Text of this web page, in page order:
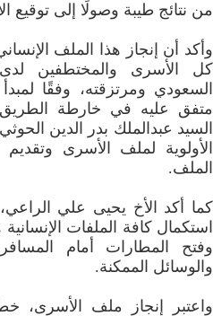
من نتائج طيبة وصولًا إلى توقيع
وأكد أن إنجاز هذا الملف
كل الأسرى والمختطفين لدى
السعودي ومرتزقته، وفقًا
متفق عليه في خارطة
السيد عبدالملك بدر الدين
الأولوية لملف الأسرى وتقديم
الملف.
كما أكد الأخ يحيى علي
استكمال كافة الملفات
وفتح المطارات أمام
والوسائل الممكنة.
واعتبر إنجاز ملف الأسرى،